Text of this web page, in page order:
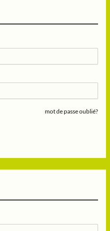
mot de passe oublié?